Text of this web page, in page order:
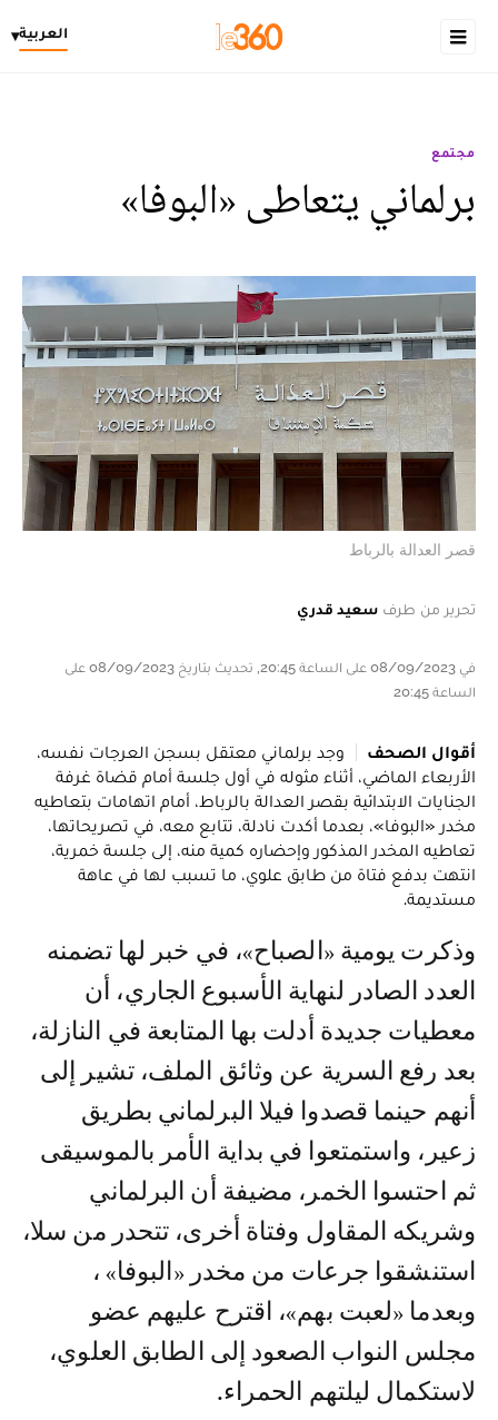
العربية▾
مجتمع
برلماني يتعاطى «البوفا»
قصر العدالة بالرباط
تحرير من طرف سعيد قدري
في 08/09/2023 على الساعة 20:45, تحديث بتاريخ 08/09/2023 على
الساعة 20:45
أقوال الصحف
وجد برلماني معتقل بسجن العرجات نفسه،
الأربعاء الماضي، أثناء مثوله في أول جلسة أمام قضاة غرفة
الجنايات الابتدائية بقصر العدالة بالرباط، أمام اتهامات بتعاطيه
مخدر «البوفا»، بعدما أكدت نادلة، تتابع معه، في تصريحاتها،
تعاطيه المخدر المذكور وإحضاره كمية منه، إلى جلسة خمرية،
انتهت بدفع فتاة من طابق علوي، ما تسبب لها في عاهة
مستديمة.
وذكرت يومية «الصباح»، في خبر لها تضمنه
العدد الصادر لنهاية الأسبوع الجاري، أن
معطيات جديدة أدلت بها المتابعة في النازلة،
بعد رفع السرية عن وثائق الملف، تشير إلى
أنهم حينما قصدوا فيلا البرلماني بطريق
زعير، واستمتعوا في بداية الأمر بالموسيقى
ثم احتسوا الخمر، مضيفة أن البرلماني
وشريكه المقاول وفتاة أخرى، تتحدر من سلا،
استنشقوا جرعات من مخدر «البوفا» ،
وبعدما «لعبت بهم»، اقترح عليهم عضو
مجلس النواب الصعود إلى الطابق العلوي،
لاستكمال ليلتهم الحمراء.